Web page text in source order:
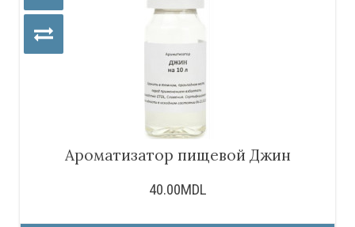
Ароматизатор пищевой Джин
40.00MDL